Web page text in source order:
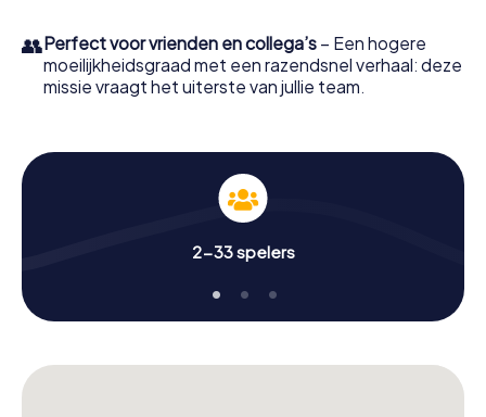
👥Perfect voor vrienden en collega’s – Een hogere
moeilijkheidsgraad met een razendsnel verhaal: deze
missie vraagt het uiterste van jullie team.
2-33 spelers